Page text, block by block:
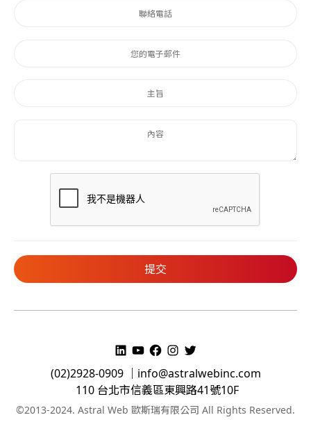
(02)2928-0909 ｜ info@astralwebinc.com
110 台北市信義區東興路41號10F
©2013-2024. Astral Web 歐斯瑞有限公司 All Rights Reserved.